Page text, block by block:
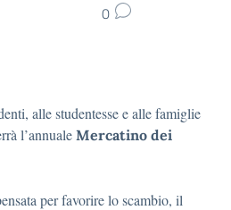
0
alle studentesse e alle famiglie
l’annuale Mercatino dei
per favorire lo scambio, il